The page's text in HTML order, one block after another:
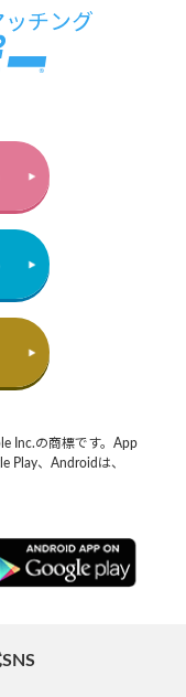
Inc.の商標です。App
Play、Androidは、